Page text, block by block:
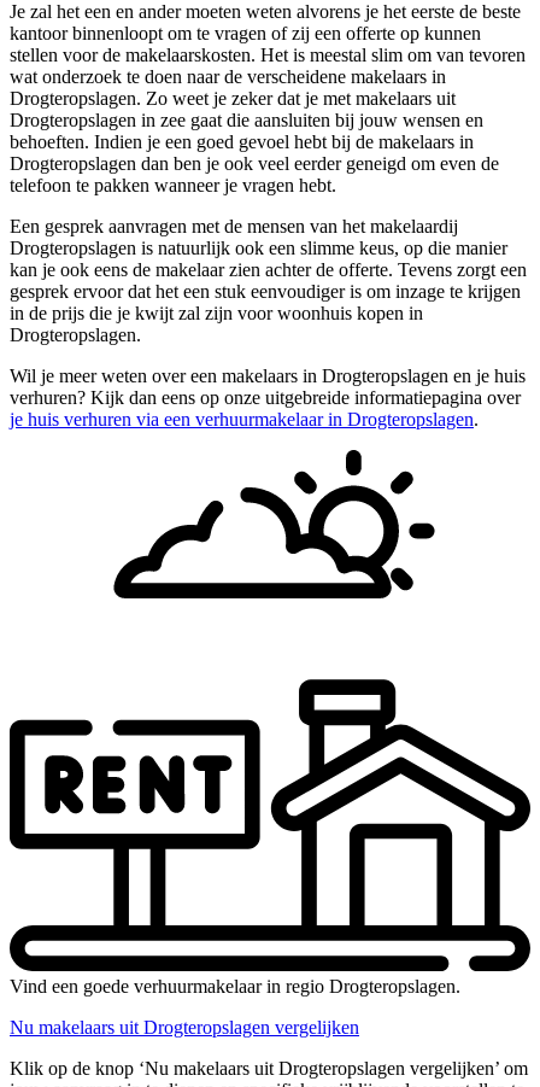
Je zal het een en ander moeten weten alvorens je het eerste de beste
kantoor binnenloopt om te vragen of zij een offerte op kunnen
stellen voor de makelaarskosten. Het is meestal slim om van tevoren
wat onderzoek te doen naar de verscheidene makelaars in
Drogteropslagen. Zo weet je zeker dat je met makelaars uit
Drogteropslagen in zee gaat die aansluiten bij jouw wensen en
behoeften. Indien je een goed gevoel hebt bij de makelaars in
Drogteropslagen dan ben je ook veel eerder geneigd om even de
telefoon te pakken wanneer je vragen hebt.
Een gesprek aanvragen met de mensen van het makelaardij
Drogteropslagen is natuurlijk ook een slimme keus, op die manier
kan je ook eens de makelaar zien achter de offerte. Tevens zorgt een
gesprek ervoor dat het een stuk eenvoudiger is om inzage te krijgen
in de prijs die je kwijt zal zijn voor woonhuis kopen in
Drogteropslagen.
Wil je meer weten over een makelaars in Drogteropslagen en je huis
verhuren? Kijk dan eens op onze uitgebreide informatiepagina over
je huis verhuren via een verhuurmakelaar in Drogteropslagen.
Vind een goede verhuurmakelaar in regio Drogteropslagen.
Nu makelaars uit Drogteropslagen vergelijken
Klik op de knop ‘Nu makelaars uit Drogteropslagen vergelijken’ om